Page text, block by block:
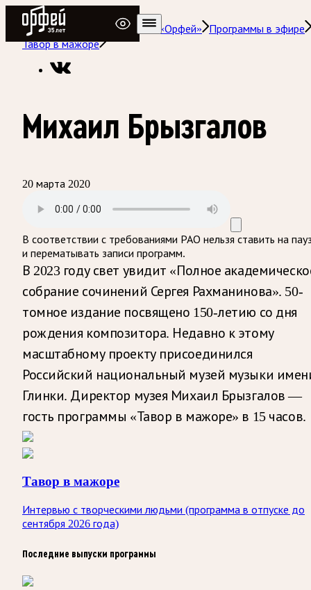
Радио Орфей
Радио классической музыки «Орфей»
Программы в эфире
Тавор в мажоре
Михаил Брызгалов
20 марта 2020
В соответствии с требованиями РАО нельзя ставить на
и перематывать записи программ.
В 2023 году свет увидит «Полное
собрание сочинений Сергея Рахманинова». 50-
томное издание посвящено 150-летию со дня
рождения композитора. Недавно к этому
масштабному проекту присоединился
Российский национальный музей музыки
Глинки. Директор музея Михаил Брызгалов —
гость программы «Тавор в мажоре» в 15 часов.
Тавор в мажоре
Интервью с творческими людьми (программа в отпуске до
сентября 2026 года)
Последние выпуски программы